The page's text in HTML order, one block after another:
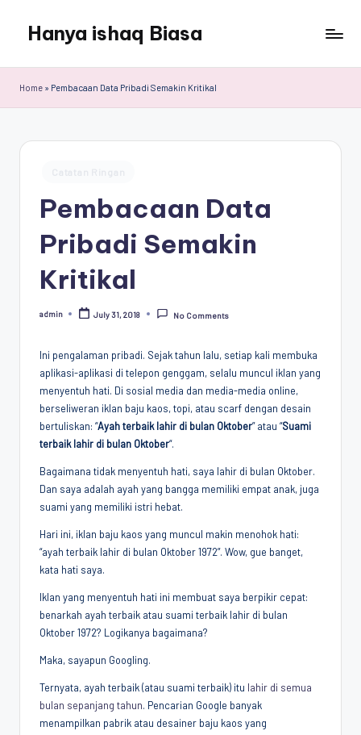
content
Hanya ishaq Biasa
Humas
Center
Peace,
(CPCD)
Hasanuddin,
Penggiat
Komunitas
Akademik
Diplomasi
Kota
Indonesia
Home » Pembacaan Data Pribadi Semakin Kritikal
Pembacaan Data
Pribadi Semakin
Kritikal
Posted
admin July 31, 2018 No Comments
Ini pengalaman pribadi. Sejak tahun lalu, setiap kali membuka
aplikasi-aplikasi di telepon genggam, selalu muncul iklan yang
menyentuh hati. Di sosial media dan media-media online,
berseliweran iklan baju kaos, topi, atau scarf dengan desain
bertuliskan: “Ayah terbaik lahir di bulan Oktober” atau “Suami
terbaik lahir di bulan Oktober“.
Bagaimana tidak menyentuh hati, saya lahir di bulan Oktober.
Dan saya adalah ayah yang bangga memiliki empat anak, juga
suami yang memiliki istri hebat.
Hari ini, iklan baju kaos yang muncul makin menohok hati:
“ayah terbaik lahir di bulan Oktober 1972”. Wow, gue banget,
kata hati saya.
Iklan yang menyentuh hati ini membuat saya berpikir cepat:
benarkah ayah terbaik atau suami terbaik lahir di bulan
Oktober 1972? Logikanya bagaimana?
Maka, sayapun Googling.
Ternyata, ayah terbaik (atau suami terbaik) itu lahir di semua
bulan sepanjang tahun. Pencarian Google banyak
menampilkan pabrik atau desainer baju kaos yang